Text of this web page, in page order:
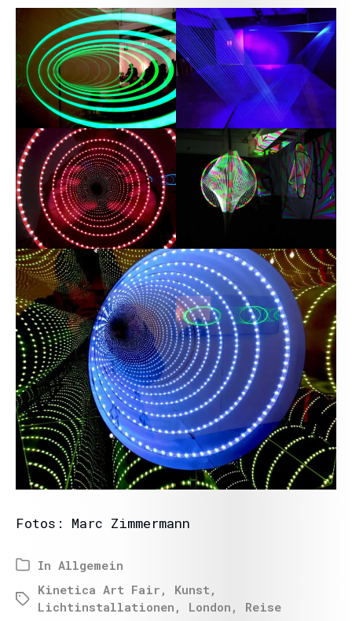
Fotos: Marc Zimmermann
In Allgemein
Kinetica Art Fair , Kunst ,
Lichtinstallationen , London , Reise